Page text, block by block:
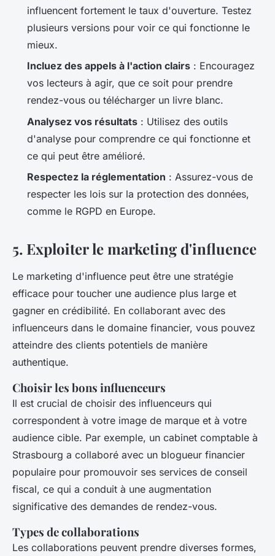
influencent fortement le taux d'ouverture. Testez
plusieurs versions pour voir ce qui fonctionne le
mieux.
Incluez des appels à l'action clairs : Encouragez
vos lecteurs à agir, que ce soit pour prendre
rendez-vous ou télécharger un livre blanc.
Analysez vos résultats : Utilisez des outils
d'analyse pour comprendre ce qui fonctionne et
ce qui peut être amélioré.
Respectez la réglementation : Assurez-vous de
respecter les lois sur la protection des données,
comme le RGPD en Europe.
5. Exploiter le marketing d'influence
Le marketing d'influence peut être une stratégie
efficace pour toucher une audience plus large et
gagner en crédibilité. En collaborant avec des
influenceurs dans le domaine financier, vous pouvez
atteindre des clients potentiels de manière
authentique.
Choisir les bons influenceurs
Il est crucial de choisir des influenceurs qui
correspondent à votre image de marque et à votre
audience cible. Par exemple, un cabinet comptable à
Strasbourg a collaboré avec un blogueur financier
populaire pour promouvoir ses services de conseil
fiscal, ce qui a conduit à une augmentation
significative des demandes de rendez-vous.
Types de collaborations
Les collaborations peuvent prendre diverses formes,